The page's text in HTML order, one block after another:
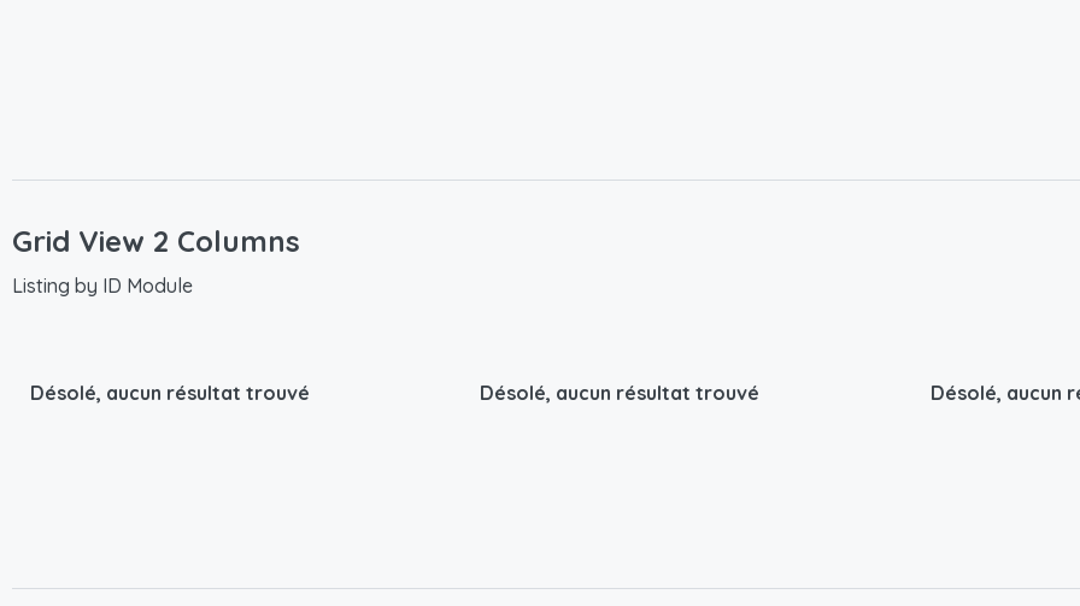
Grid View 2 Columns
Listing by ID Module
Désolé, aucun résultat trouvé Désolé, aucun résultat trouvé Désolé, aucun